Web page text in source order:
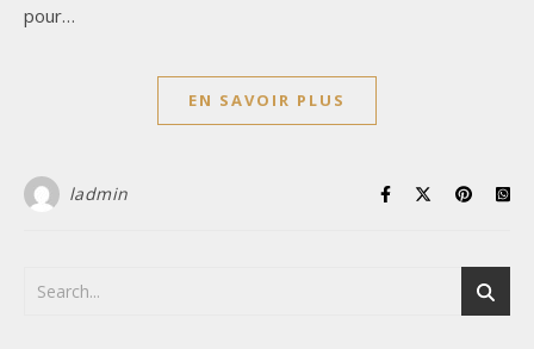
pour…
EN SAVOIR PLUS
ladmin